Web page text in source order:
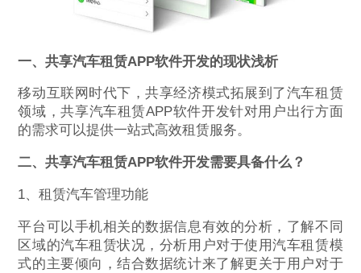
一、共享汽车租赁APP软件开发的现状浅析
移动互联网时代下，共享经济模式拓展到了汽车租赁
领域，共享汽车租赁APP软件开发针对用户出行方面
的需求可以提供一站式高效租赁服务。
二、共享汽车租赁APP软件开发需要具备什么？
1、租赁汽车管理功能
平台可以手机相关的数据信息有效的分析，了解不同
区域的汽车租赁状况，分析用户对于使用汽车租赁模
式的主要倾向，结合数据统计来了解更关于用户对于